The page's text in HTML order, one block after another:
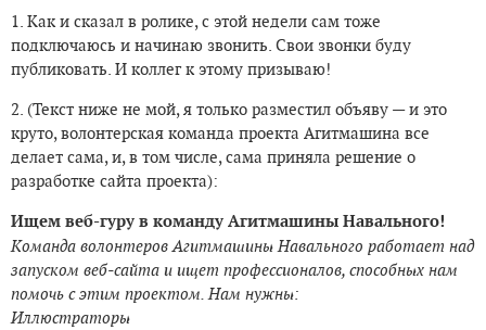
1. Как и сказал в ролике, с этой недели сам тоже
подключаюсь и начинаю звонить. Свои звонки буду
публиковать. И коллег к этому призываю!
2. (Текст ниже не мой, я только разместил объяву — и это
круто, волонтерская команда проекта Агитмашина все
делает сама, и, в том числе, сама приняла решение о
разработке сайта проекта):
Ищем веб-гуру в команду Агитмашины Навального!
Команда волонтеров Агитмашины Навального работает над
запуском веб-сайта и ищет профессионалов, способных нам
помочь с этим проектом. Нам нужны:
Иллюстраторы